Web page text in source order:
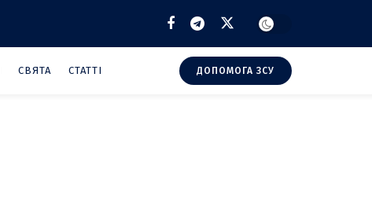
СВЯТА СТАТТІ ДОПОМОГА ЗСУ